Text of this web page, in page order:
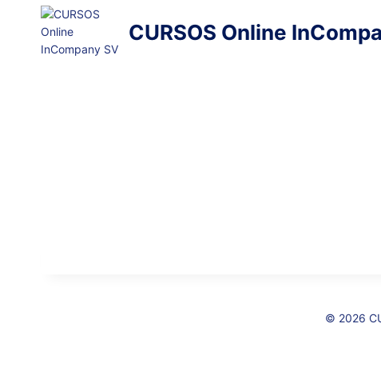
contenido
CURSOS Online
© 2026